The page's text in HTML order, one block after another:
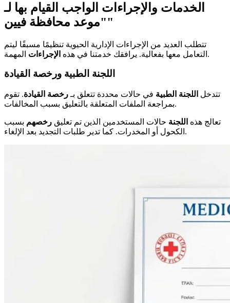
الخدمات والإجراءات الواجب القيام بها لـ
"موعد محافظة فيين"
تتطلب العديد من الإجراءات الإدارية الحيوية تنظيمًا مسبقًا ليتم
التعامل معها بفعالية. يرافقك خدمتنا في هذه الإجراءات المهمة.
اللجنة الطبية ورخصة القيادة
تتدخل اللجنة الطبية في حالات محددة تتعلق بـ رخصة القيادة. تقوم
بمراجعة الملفات المتعلقة بالتعليق بسبب المخالفات.
تعالج هذه اللجنة حالات المستخدمين الذين تم تعليق رخصهم بسبب
الكحول أو المخدرات. كما تدير طلبات التجديد بعد الإلغاء.